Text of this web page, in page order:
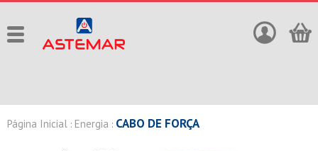
Página Inicial : Energia : CABO DE FORÇA